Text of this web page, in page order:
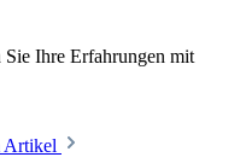
Ihre Erfahrungen mit
Artikel